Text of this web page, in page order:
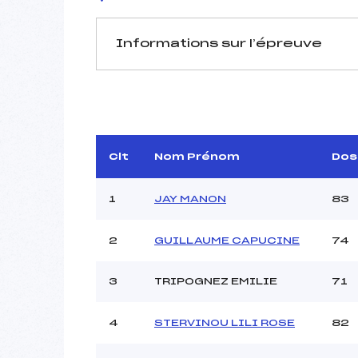
Informations sur l’épreuve
Arbitre :
Assistant :
MANCHE 1
Heure de départ :
Ouvreurs A :
Clt Nom Prénom Dos
1 JAY MANON 83
2 GUILLAUME CAPUCINE 74
3 TRIPOGNEZ EMILIE 71
4 STERVINOU LILI ROSE 82